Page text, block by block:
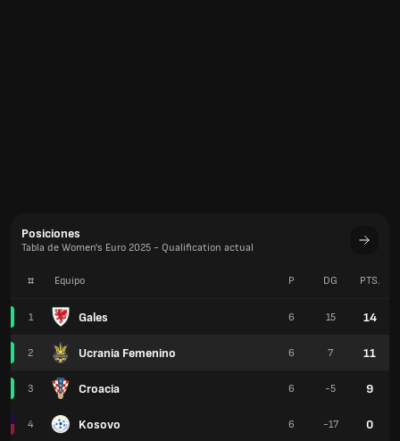
Posiciones
Tabla de Women's Euro 2025 - Qualification actual
# Equipo
1 Gales
2 Ucrania Femenino
3 Croacia
4 Kosovo
P DG PTS.
6 15 14
6 7 11
6 -5 9
6 -17 0